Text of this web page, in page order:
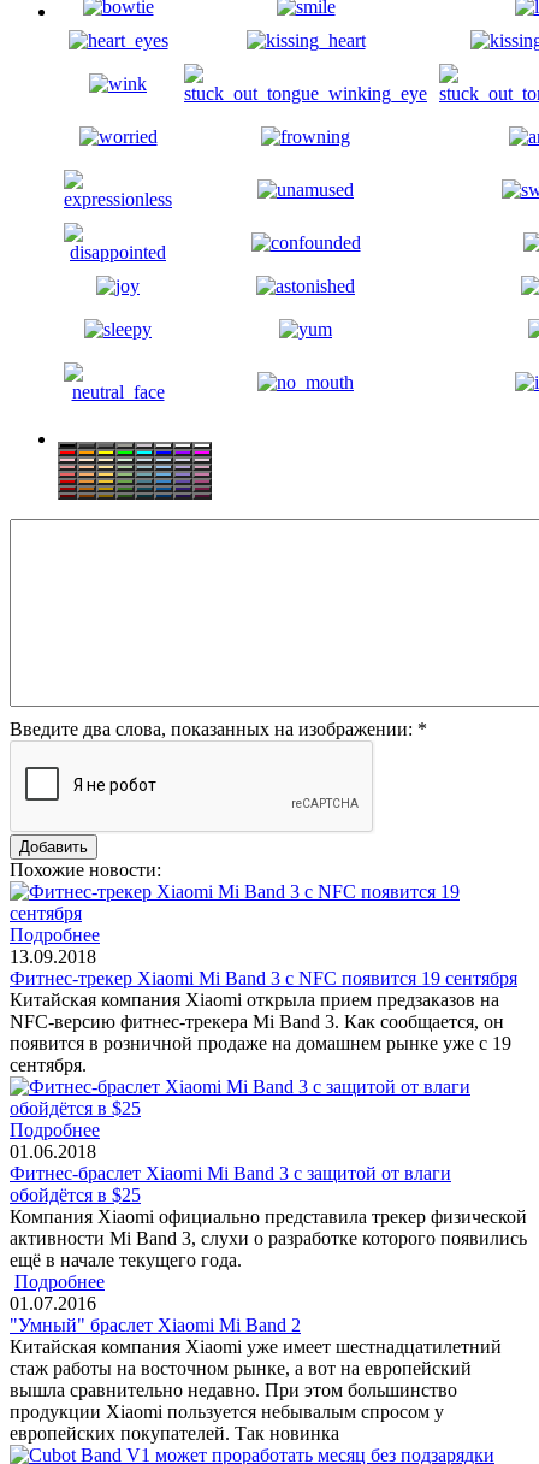
Введите два слова, показанных на изображении: *
Похожие новости:
Подробнее
13.09.2018
Фитнес-трекер Xiaomi Mi Band 3 c NFC появится 19 сентября
Китайская компания Xiaomi открыла прием предзаказов на
NFC-версию фитнес-трекера Mi Band 3. Как сообщается, он
появится в розничной продаже на домашнем рынке уже с 19
сентября.
Подробнее
01.06.2018
Фитнес-браслет Xiaomi Mi Band 3 с защитой от влаги
обойдётся в $25
Компания Xiaomi официально представила трекер физической
активности Mi Band 3, слухи о разработке которого появились
ещё в начале текущего года.
Подробнее
01.07.2016
"Умный" браслет Xiaomi Mi Band 2
Китайская компания Xiaomi уже имеет шестнадцатилетний
стаж работы на восточном рынке, а вот на европейский
вышла сравнительно недавно. При этом большинство
продукции Xiaomi пользуется небывалым спросом у
европейских покупателей. Так новинка